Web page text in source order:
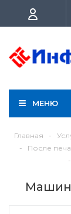
МЕНЮ
Главная -
-
После
-